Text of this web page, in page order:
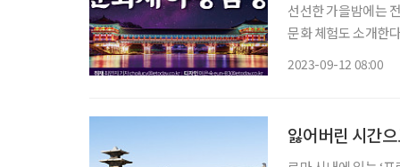
선선한 가을밤에는 전국 문화
문화 체험도 소개한다. 경복궁 별빛야행 10월 8일까지 | 경복궁 외소주방에서 궁중
2023-09-12 08:00
잃어버린 시간